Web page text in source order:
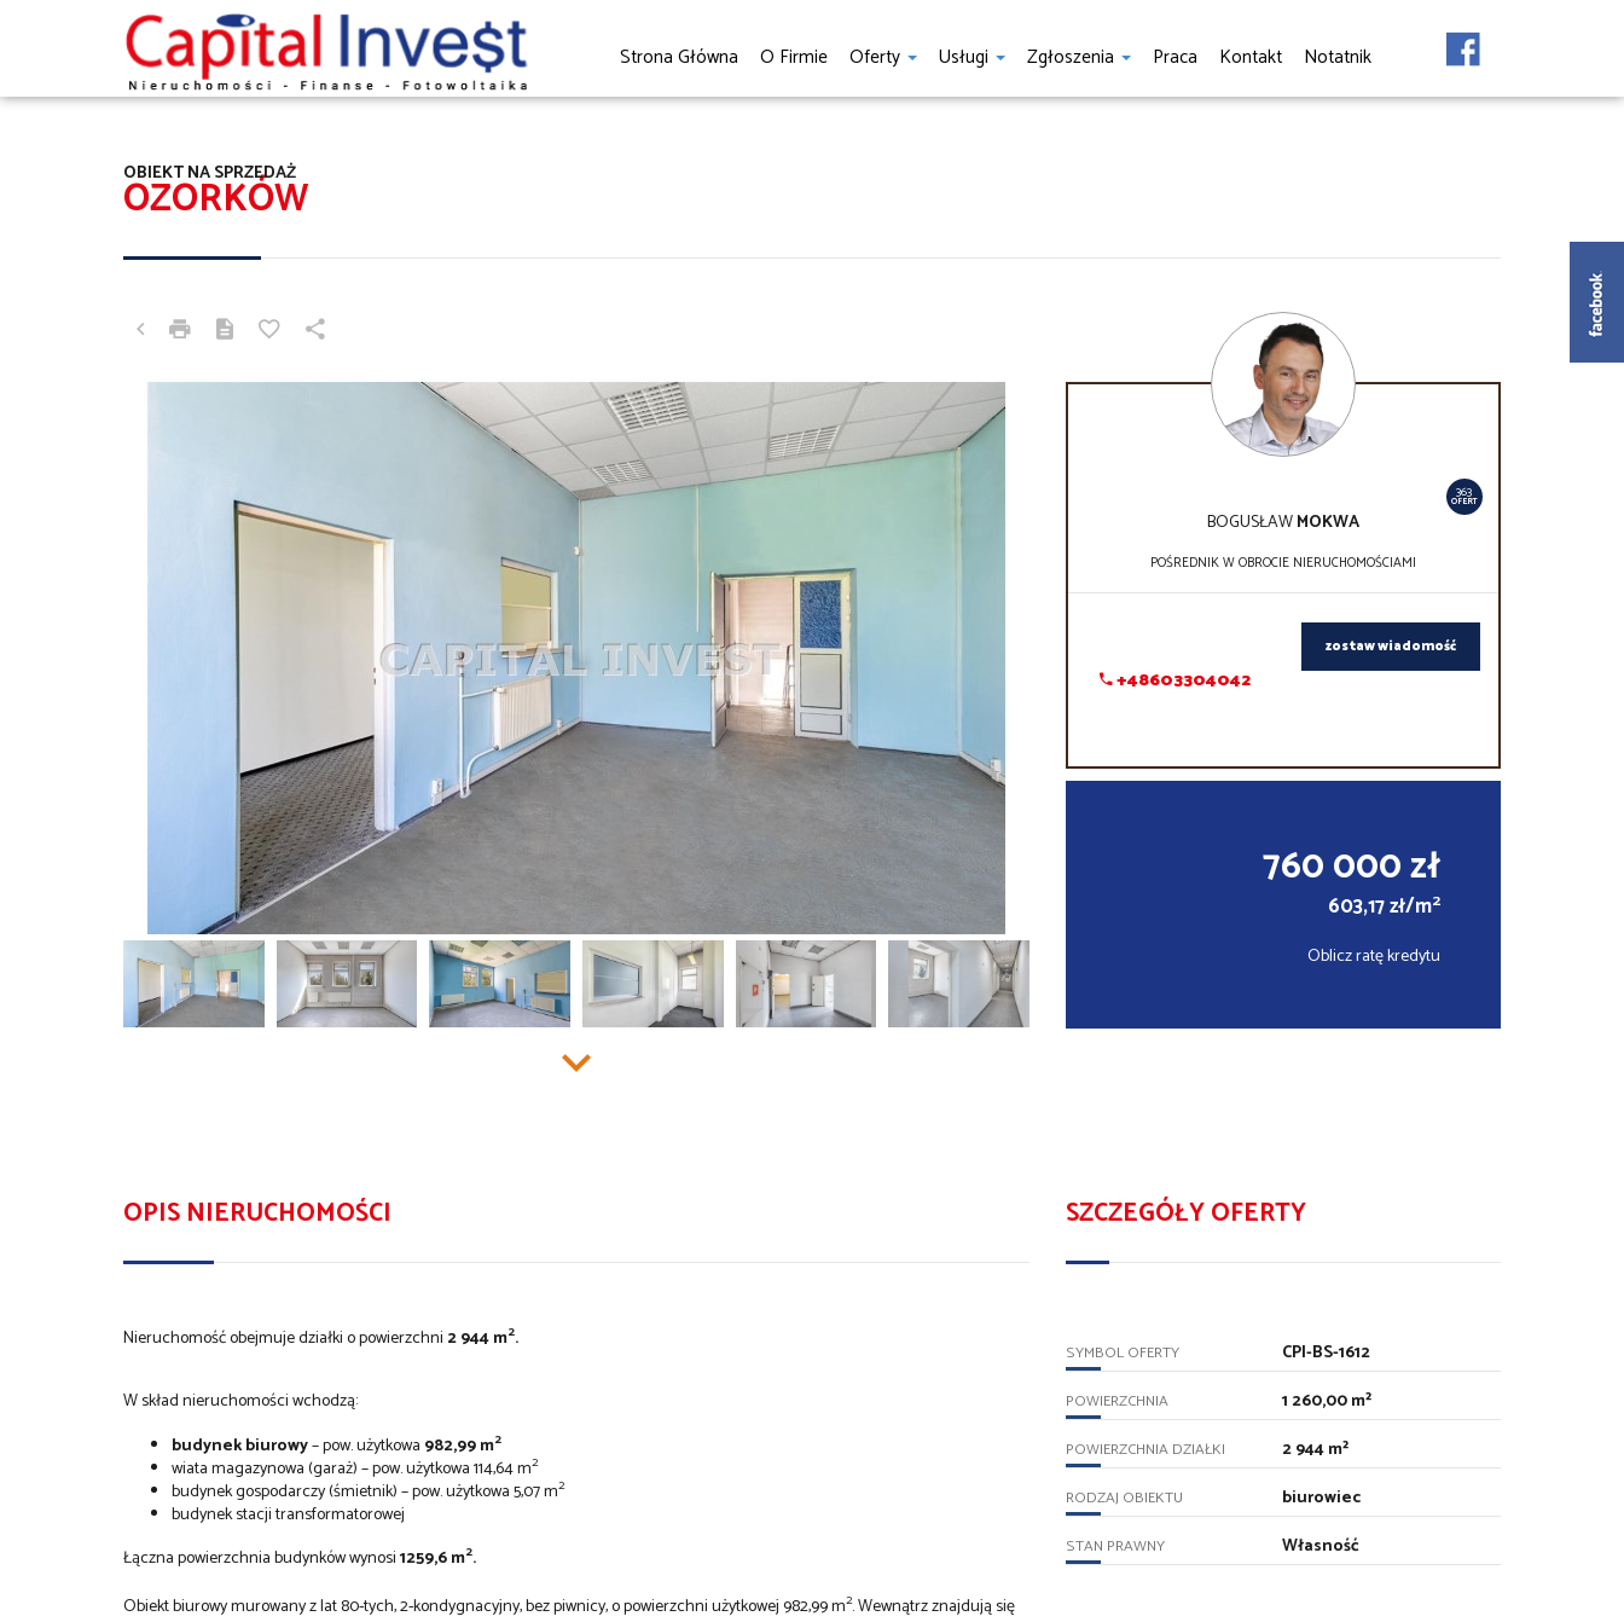
Strona Główna O Firmie Oferty Usługi Zgłoszenia Praca Kontakt Notatnik
OZORKÓW
OBIEKT NA SPRZEDAŻ
363
OFERT
BOGUSŁAWMOKWA
POŚREDNIK W OBROCIE NIERUCHOMOŚCIAMI
+48603304042
zostaw wiadomość
760 000 zł
603,17 zł/m2
Oblicz ratę kredytu
OPIS NIERUCHOMOŚCI
Nieruchomość obejmuje działki o powierzchni 2 944 m2.
W skład nieruchomości wchodzą:
budynek biurowy– pow. użytkowa 982,99 m2
wiata magazynowa (garaż) – pow. użytkowa 114,64 m2
budynek gospodarczy (śmietnik) – pow. użytkowa 5,07 m2
budynek stacji transformatorowej
Łączna powierzchnia budynków wynosi1259,6 m2.
Obiekt biurowy murowany z lat 80-tych, 2-kondygnacyjny, bez piwnicy, o powierzchni użytkowej 982,99 m2. Wewnątrz znajdują się
SZCZEGÓŁY OFERTY
SYMBOL OFERTY CPI-BS-1612
POWIERZCHNIA 1 260,00 m²
POWIERZCHNIA DZIAŁKI 2 944 m²
RODZAJ OBIEKTU biurowiec
STAN PRAWNY Własność